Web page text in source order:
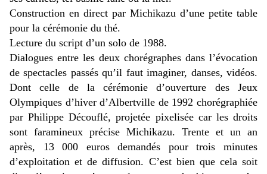
Construction en direct par Michikazu d’une petite table
pour la cérémonie du thé.
Lecture du script d’un solo de 1988.
Dialogues entre les deux chorégraphes dans l’évocation
de spectacles passés qu’il faut imaginer, danses, vidéos.
Dont celle de la cérémonie d’ouverture des Jeux
Olympiques d’hiver d’Albertville de 1992 chorégraphiée
par Philippe Découflé, projetée pixelisée car les droits
sont faramineux précise Michikazu. Trente et un an
après, 13 000 euros demandés pour trois minutes
d’exploitation et de diffusion. C’est bien que cela soit